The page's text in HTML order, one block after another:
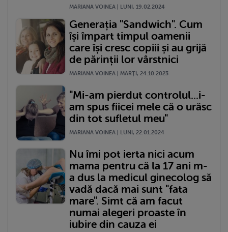
MARIANA VOINEA | LUNI, 19.02.2024
Generația "Sandwich". Cum
își împart timpul oamenii
care își cresc copiii și au grijă
de părinții lor vârstnici
MARIANA VOINEA | MARŢI, 24.10.2023
"Mi-am pierdut controlul...i-
am spus fiicei mele că o urăsc
din tot sufletul meu"
MARIANA VOINEA | LUNI, 22.01.2024
Nu îmi pot ierta nici acum
mama pentru că la 17 ani m-
a dus la medicul ginecolog să
vadă dacă mai sunt "fata
mare". Simt că am facut
numai alegeri proaste în
iubire din cauza ei